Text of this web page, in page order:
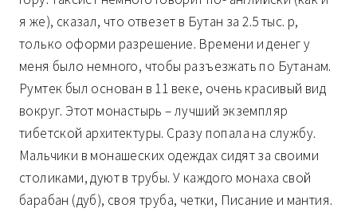
я же), сказал, что отвезет в Бутан за 2.5 тыс. р,
только оформи разрешение. Времени и денег у
меня было немного, чтобы разъезжать по Бутанам.
Румтек был основан в 11 веке, очень красивый вид
вокруг. Этот монастырь – лучший экземпляр
тибетской архитектуры. Сразу попала на службу.
Мальчики в монашеских одеждах сидят за своими
столиками, дуют в трубы. У каждого монаха свой
барабан (дуб), своя труба, четки, Писание и мантия.